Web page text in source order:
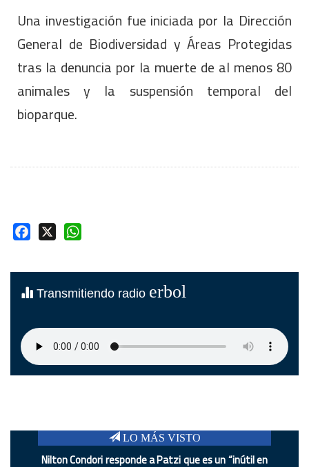
Una investigación fue iniciada por la Dirección
General de Biodiversidad y Áreas Protegidas
tras la denuncia por la muerte de al menos 80
animales y la suspensión temporal del
bioparque.
Facebook
Transmitiendo radio erbol
LO MÁS VISTO
Nilton Condori responde a Patzi que es un “inútil en